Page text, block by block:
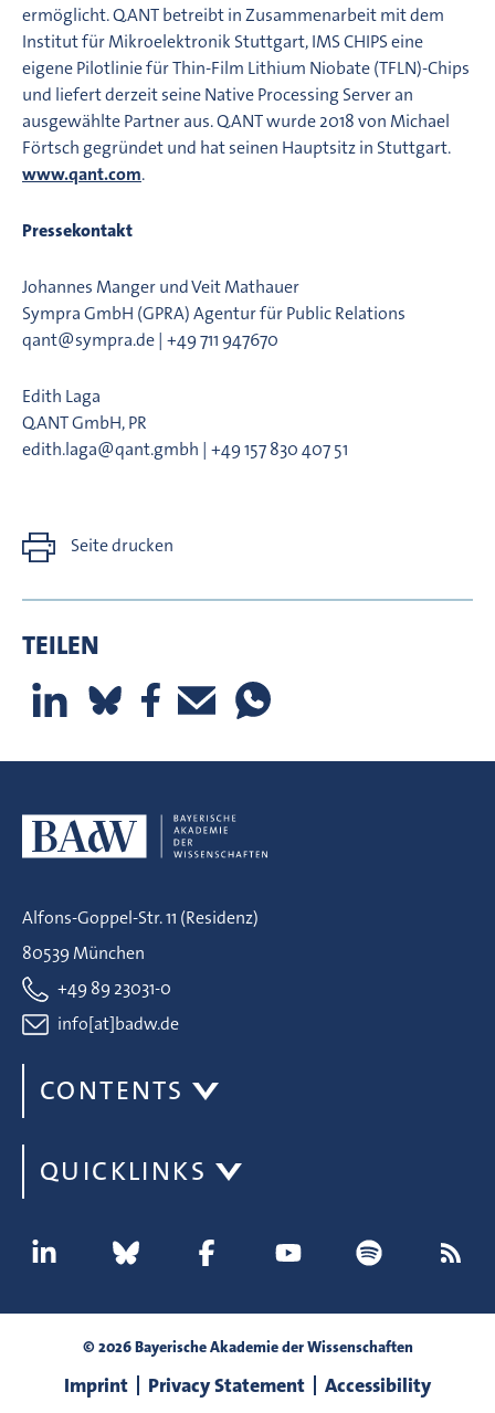
ermöglicht. Q.ANT betreibt in Zusammenarbeit mit dem
Institut für Mikroelektronik Stuttgart, IMS CHIPS eine
eigene Pilotlinie für Thin-Film Lithium Niobate (TFLN)-Chips
und liefert derzeit seine Native Processing Server an
ausgewählte Partner aus. Q.ANT wurde 2018 von Michael
Förtsch gegründet und hat seinen Hauptsitz in Stuttgart.
www.qant.com.
Pressekontakt
Johannes Manger und Veit Mathauer
Sympra GmbH (GPRA) Agentur für Public Relations
qant@sympra.de | +49 711 947670
Edith Laga
Q.ANT GmbH, PR
edith.laga@qant.gmbh | +49 157 830 407 51
Seite drucken
TEILEN
Alfons-Goppel-Str. 11 (Residenz)
80539 München
+49 89 23031-0
info[at]badw.de
CONTENTS
QUICKLINKS
© 2026 Bayerische Akademie der Wissenschaften
Imprint Privacy Statement Accessibility